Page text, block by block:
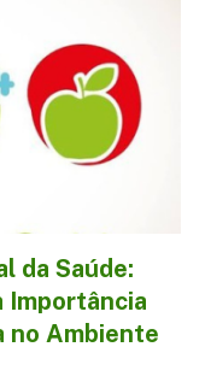
da Saúde:
Importância
no Ambiente